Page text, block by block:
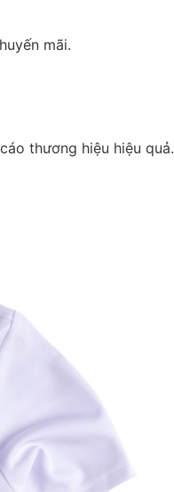
mãi.
thương hiệu hiệu quả.